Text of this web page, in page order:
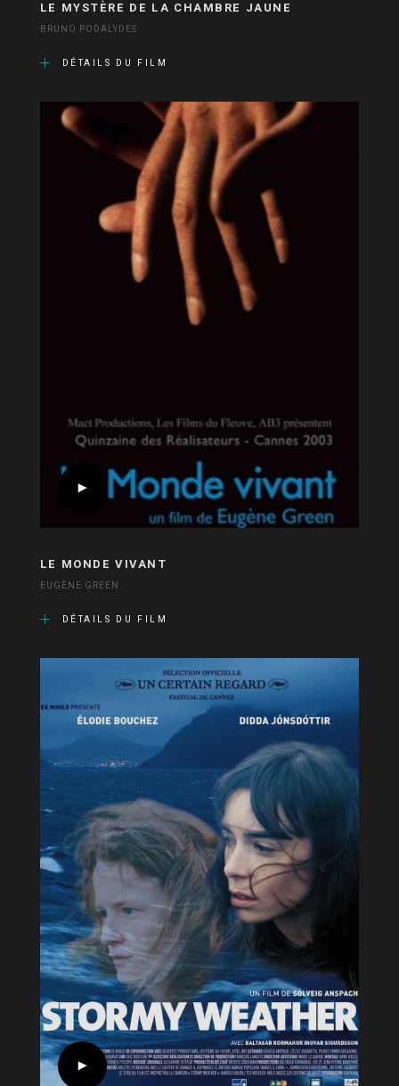
LE MYSTÈRE DE LA CHAMBRE JAUNE
BRUNO PODALYDES
DÉTAILS DU FILM
LE MONDE VIVANT
EUGÈNE GREEN
DÉTAILS DU FILM